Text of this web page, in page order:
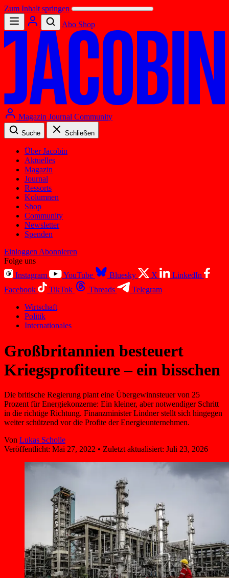
Zum Inhalt springen
Abo Shop
Magazin Journal Community
Suche Schließen
Über Jacobin
Aktuelles
Magazin
Journal
Ressorts
Kolumnen
Shop
Community
Newsletter
Spenden
Einloggen Abonnieren
Folge uns
Instagram
YouTube Bluesky X
LinkedIn
Facebook
TikTok Threads
Telegram
Wirtschaft
Politik
Internationales
Großbritannien besteuert
Kriegsprofiteure – ein bisschen
Die britische Regierung plant eine Übergewinnsteuer von 25
Prozent für Energiekonzerne: Ein kleiner, aber notwendiger Schritt
in die richtige Richtung. Finanzminister Lindner stellt sich hingegen
weiter schützend vor die Profite der Energieunternehmen.
Von Lukas Scholle
Veröffentlicht: Mai 27, 2022 • Zuletzt aktualisiert: Juli 23, 2026